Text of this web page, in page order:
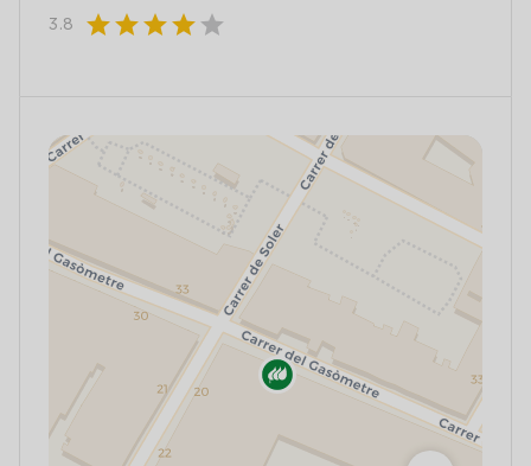
3.8 starstarstarstar star